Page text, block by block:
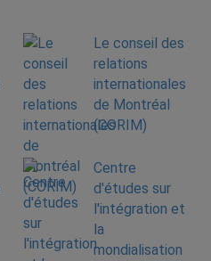
Le conseil des
relations
internationales
de Montréal
(CORIM)
Centre
d'études sur
l'intégration et
la
mondialisation